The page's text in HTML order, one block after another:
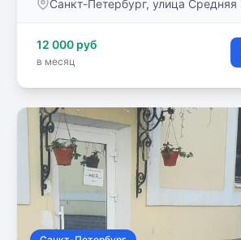
Среднего (полного) общего
Обучение в школе `Логос` проходит
индивидуальным образовательным
Санкт-Петербург, улица Средняя
12 000 руб
в месяц